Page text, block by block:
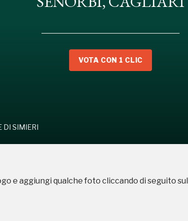
VOTA CON 1 CLIC
DI SIMIERI
e aggiungi qualche foto cliccando di seguito sul